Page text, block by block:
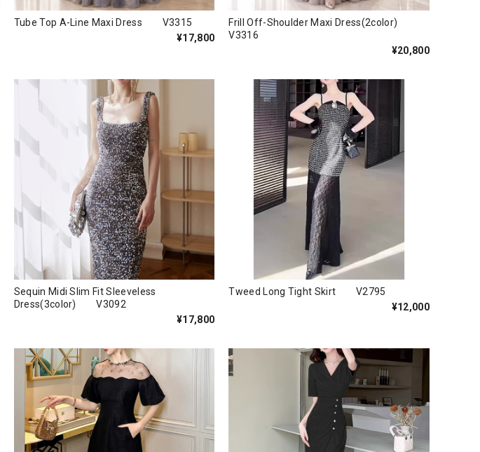
Tube Top A-Line Maxi Dress V3315
¥17,800
Frill Off-Shoulder Maxi Dress(2color)
V3316
¥20,800
Sequin Midi Slim Fit Sleeveless
Dress(3color) V3092
¥17,800
Tweed Long Tight Skirt V2795
¥12,000